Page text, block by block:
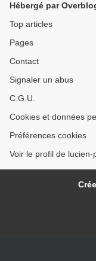
Hébergé par
Top articles
Pages
Contact
Signaler un abus
C.G.U.
Cookies et données
Préférences cookies
Voir le profil de